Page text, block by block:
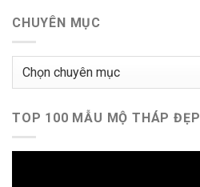
CHUYÊN MỤC
Chuyên
TOP 100 MẪU MỘ THÁP ĐẸP